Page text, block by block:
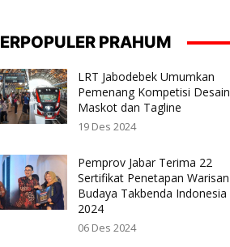
PRAHUM
LRT Jabodebek Umumkan
Pemenang Kompetisi Desain
Maskot dan Tagline
19 Des 2024
Pemprov Jabar Terima 22
Sertifikat Penetapan Warisan
Budaya Takbenda Indonesia
2024
06 Des 2024